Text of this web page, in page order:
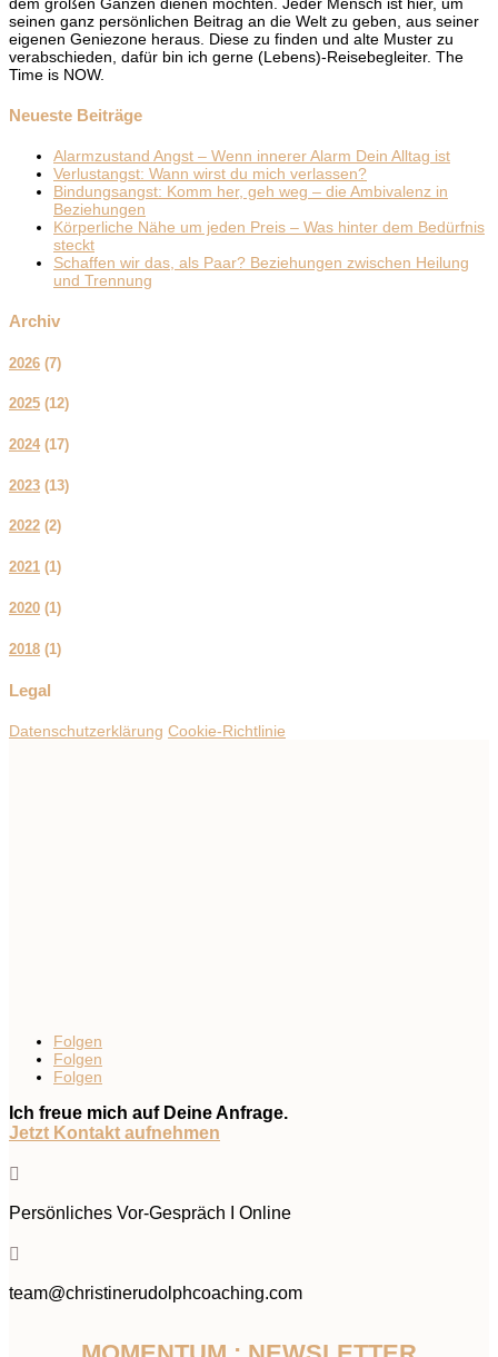
seinen ganz persönlichen Beitrag an die Welt zu geben, aus seiner
eigenen Geniezone heraus. Diese zu finden und alte Muster zu
verabschieden, dafür bin ich gerne (Lebens)-Reisebegleiter. The
Time is NOW.
Neueste Beiträge
Alarmzustand Angst – Wenn innerer Alarm Dein Alltag ist
Verlustangst: Wann wirst du mich verlassen?
Bindungsangst: Komm her, geh weg – die Ambivalenz in
Beziehungen
Körperliche Nähe um jeden Preis – Was hinter dem Bedürfnis
steckt
Schaffen wir das, als Paar? Beziehungen zwischen Heilung
und Trennung
Archiv
2026 (7)
2025 (12)
2024 (17)
2023 (13)
2022 (2)
2021 (1)
2020 (1)
2018 (1)
Legal
Datenschutzerklärung Cookie-Richtlinie
Folgen
Folgen
Folgen
Ich freue mich auf Deine Anfrage.
Jetzt Kontakt aufnehmen

Persönliches Vor-Gespräch I Online

team@christinerudolphcoaching.com